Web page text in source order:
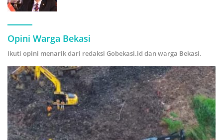
Opini Warga Bekasi
Ikuti opini menarik dari redaksi Gobekasi.id dan warga Bekasi.